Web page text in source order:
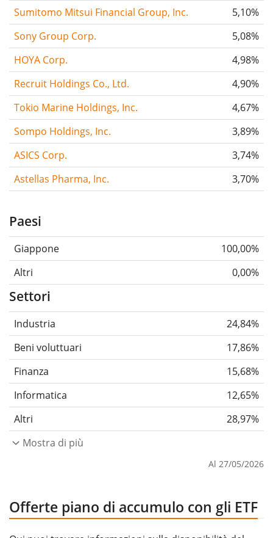
Sumitomo Mitsui Financial Group, Inc.
5,10%
Sony Group Corp.
5,08%
HOYA Corp.
4,98%
Recruit Holdings Co., Ltd.
4,90%
Tokio Marine Holdings, Inc.
4,67%
Sompo Holdings, Inc.
3,89%
ASICS Corp.
3,74%
Astellas Pharma, Inc.
3,70%
Paesi
Giappone
100,00%
Altri
0,00%
Settori
Industria
24,84%
Beni voluttuari
17,86%
Finanza
15,68%
Informatica
12,65%
Altri
28,97%
Mostra di più
Al 27/05/2026
Offerte piano di accumulo con gli ETF